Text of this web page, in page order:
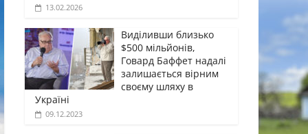
13.02.2026
Виділивши близько
$500 мільйонів,
Говард Баффет надалі
залишається вірним
своєму шляху в
Україні
09.12.2023